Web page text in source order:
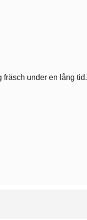
fräsch under en lång tid.